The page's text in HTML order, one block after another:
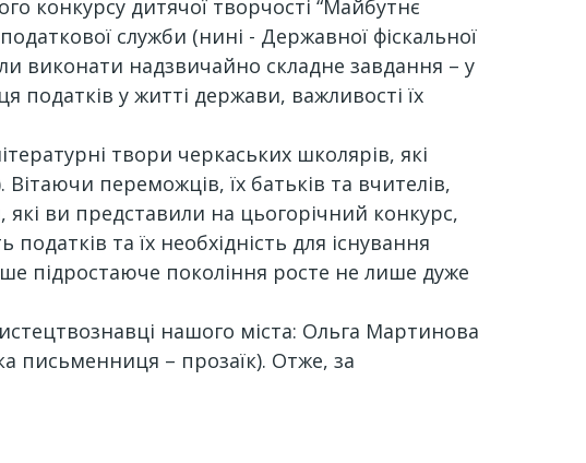
конкурсу дитячої творчості “Майбутнє
служби (нині - Державної фіскальної
виконати надзвичайно складне завдання – у
у житті держави, важливості їх
твори черкаських школярів, які
переможців, їх батьків та вчителів,
ви представили на цьогорічний конкурс,
та їх необхідність для існування
підростаюче покоління росте не лише дуже
нашого міста: Ольга Мартинова
письменниця – прозаїк). Отже, за